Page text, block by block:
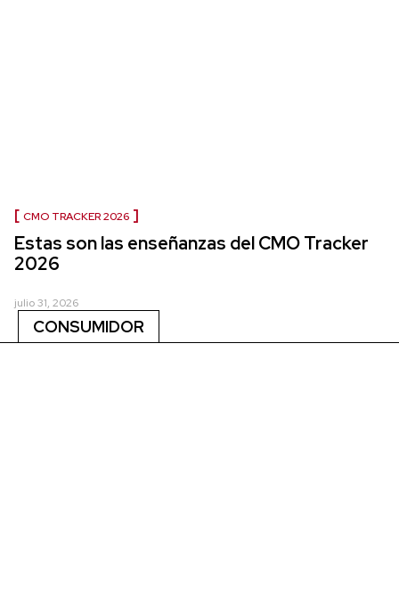
CMO TRACKER 2026
Estas son las enseñanzas del CMO Tracker
2026
julio 31, 2026
CONSUMIDOR